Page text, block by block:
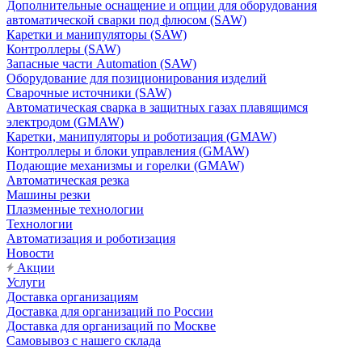
Дополнительные оснащение и опции для оборудования
автоматической сварки под флюсом (SAW)
Каретки и манипуляторы (SAW)
Контроллеры (SAW)
Запасные части Automation (SAW)
Оборудование для позиционирования изделий
Сварочные источники (SAW)
Автоматическая сварка в защитных газах плавящимся
электродом (GMAW)
Каретки, манипуляторы и роботизация (GMAW)
Контроллеры и блоки управления (GMAW)
Подающие механизмы и горелки (GMAW)
Автоматическая резка
Машины резки
Плазменные технологии
Технологии
Автоматизация и роботизация
Новости
Акции
Услуги
Доставка организациям
Доставка для организаций по России
Доставка для организаций по Москве
Самовывоз с нашего склада